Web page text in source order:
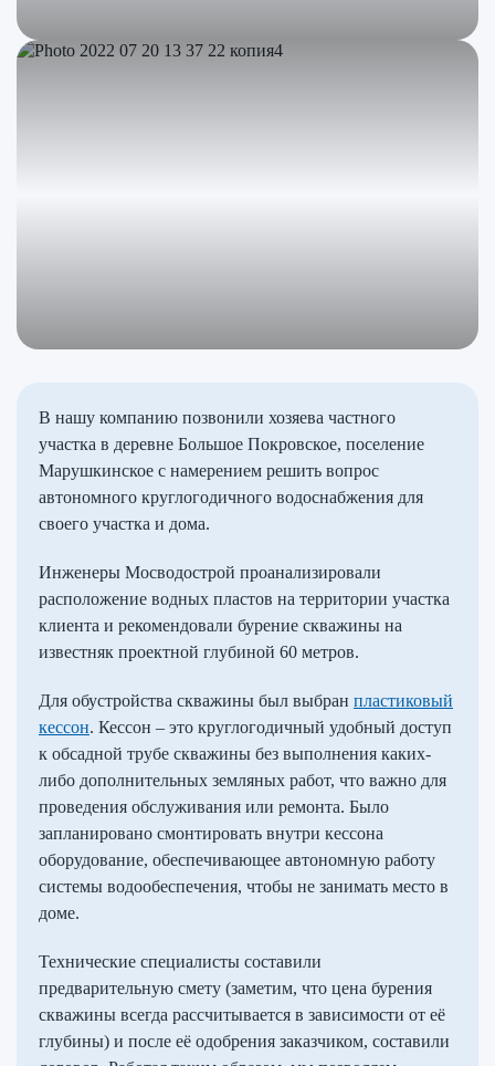
В нашу компанию позвонили хозяева частного
участка в деревне Большое Покровское, поселение
Марушкинское с намерением решить вопрос
автономного круглогодичного водоснабжения для
своего участка и дома.
Инженеры Мосводострой проанализировали
расположение водных пластов на территории участка
клиента и рекомендовали бурение скважины на
известняк проектной глубиной 60 метров.
Для обустройства скважины был выбран пластиковый
кессон. Кессон – это круглогодичный удобный доступ
к обсадной трубе скважины без выполнения каких-
либо дополнительных земляных работ, что важно для
проведения обслуживания или ремонта. Было
запланировано смонтировать внутри кессона
оборудование, обеспечивающее автономную работу
системы водообеспечения, чтобы не занимать место в
доме.
Технические специалисты составили
предварительную смету (заметим, что цена бурения
скважины всегда рассчитывается в зависимости от её
глубины) и после её одобрения заказчиком, составили